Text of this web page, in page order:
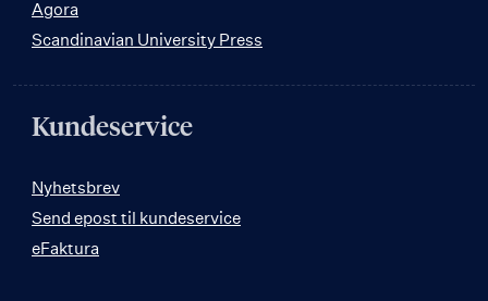
Agora
Scandinavian University Press
Kundeservice
Nyhetsbrev
Send epost til kundeservice
eFaktura